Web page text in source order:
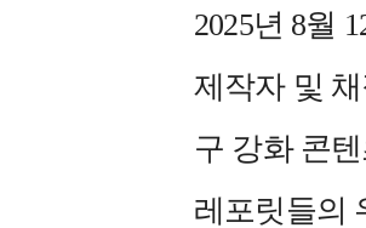
2025년 8월
제작자 및
구 강화 콘
레포릿들의